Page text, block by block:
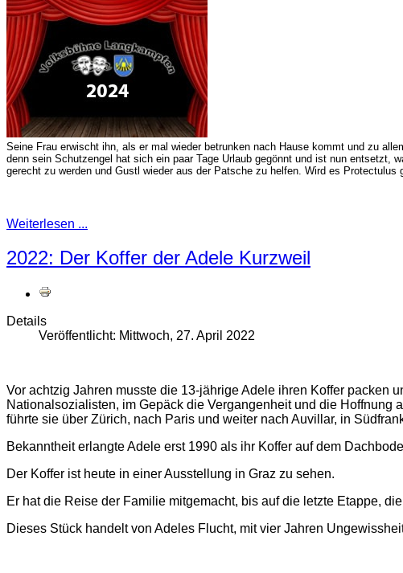
Seine Frau erwischt ihn, als er mal wieder betrunken nach Hause kommt und zu
denn sein Schutzengel hat sich ein paar Tage Urlaub gegönnt und ist nun
gerecht zu werden und Gustl wieder aus der Patsche zu helfen. Wird es Protectulus
Weiterlesen ...
2022: Der Koffer der Adele Kurzweil
Details
Veröffentlicht: Mittwoch, 27. April 2022
Vor achtzig Jahren musste die 13-jährige Adele ihren Koffer packen
Nationalsozialisten, im Gepäck die Vergangenheit und die Hoffnung
führte sie über Zürich, nach Paris und weiter nach Auvillar, in
Bekanntheit erlangte Adele erst 1990 als ihr Koffer auf dem
Der Koffer ist heute in einer Ausstellung in Graz zu sehen.
Er hat die Reise der Familie mitgemacht, bis auf die letzte Etappe,
Dieses Stück handelt von Adeles Flucht, mit vier Jahren